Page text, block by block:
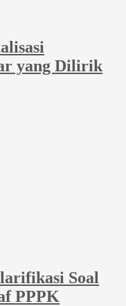
yang Dilirik
Soal
PPPK